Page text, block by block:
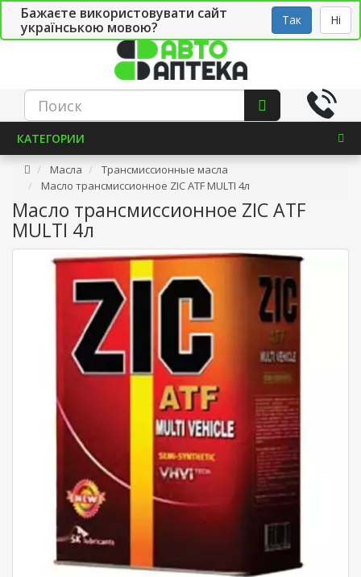
Бажаєте використовувати сайт
українською мовою?
Так Ні
СТО Укр
КАТЕГОРИИ
Масла
Трансмиссионные масла
Масло трансмиссионное ZIC ATF MULTI 4л
Масло трансмиссионное ZIC ATF
MULTI 4л